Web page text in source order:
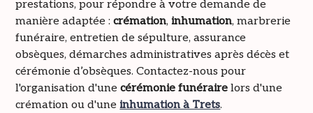
prestations, pour répondre à votre demande de
manière adaptée :crémation,inhumation, marbrerie
funéraire, entretien de sépulture, assurance
obsèques, démarches administratives après décès et
cérémonie d’obsèques. Contactez-nous pour
l'organisation d'unecérémonie funéraire lors d'une
crémation ou d'uneinhumation à Trets.